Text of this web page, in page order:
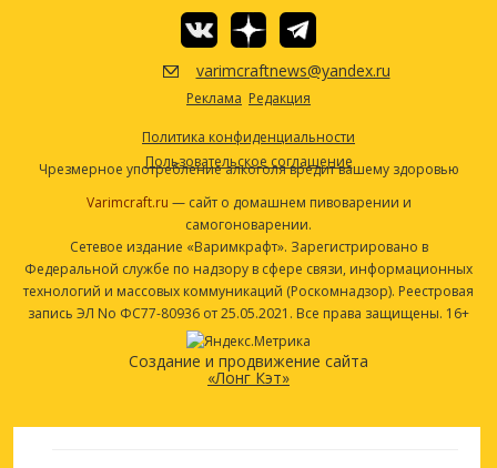
varimcraftnews@yandex.ru
Реклама Редакция
Политика конфиденциальности
Пользовательское соглашение
Чрезмерное употребление алкоголя вредит вашему здоровью
Varimcraft.ru — сайт о домашнем пивоварении и
самогоноварении.
Сетевое издание «Варимкрафт». Зарегистрировано в
Федеральной службе по надзору в сфере связи, информационных
технологий и массовых коммуникаций (Роскомнадзор). Реестровая
запись ЭЛ No ФС77-80936 от 25.05.2021. Все права защищены. 16+
Создание и продвижение сайта
«Лонг Кэт»